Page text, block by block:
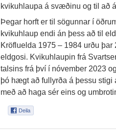
kvikuhlaupa á svæðinu og til að
Þegar horft er til sögunnar í
kvikuhlaup endi án þess að til
Kröfluelda 1975 – 1984 urðu
eldgosi. Kvikuhlaupin frá
talsins frá því í nóvember 2023
þó hægt að fullyrða á þessu stigi
með að haga sér eins og